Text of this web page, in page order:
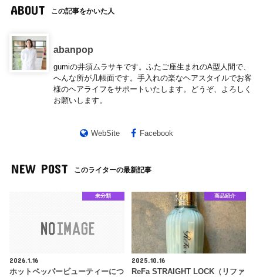
ABOUT この記事をかいた人
abanpop
gumiの井須ムラサキです。ふたご座生まれのA型人間で、
へんな所が几帳面です。手入れの楽なヘアスタイルでお客
様のヘアライフをサポートいたします。どうぞ、よろしく
お願いします。
WebSite Facebook
NEW POST このライターの最新記事
未分類
2026.1.16
ホットペッパービューティーにつ
商品紹介
2025.10.16
ReFa STRAIGHT LOCK（リファ